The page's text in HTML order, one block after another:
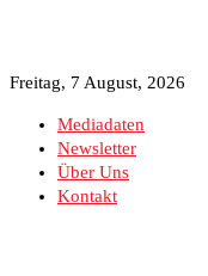
Freitag, 7 August, 2026
Mediadaten
Newsletter
Über Uns
Kontakt